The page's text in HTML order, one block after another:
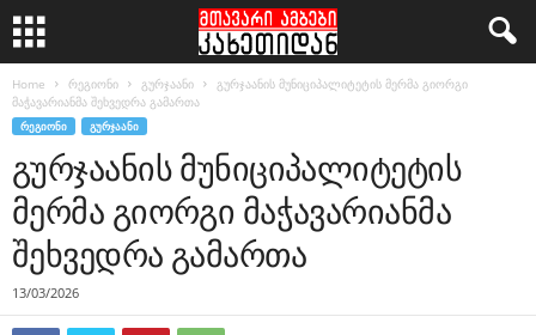
Home რეგიონი გურჯაანი
გურჯაანის მუნიციპალიტეტის მერმა გიორგი
მაჭავარიანმა შეხვედრა გამართა
ᲠᲔᲒᲘᲝᲜᲘ ᲒᲣᲠᲯᲐᲐᲜᲘ
გურჯაანის მუნიციპალიტეტის
მერმა გიორგი მაჭავარიანმა
შეხვედრა გამართა
13/03/2026